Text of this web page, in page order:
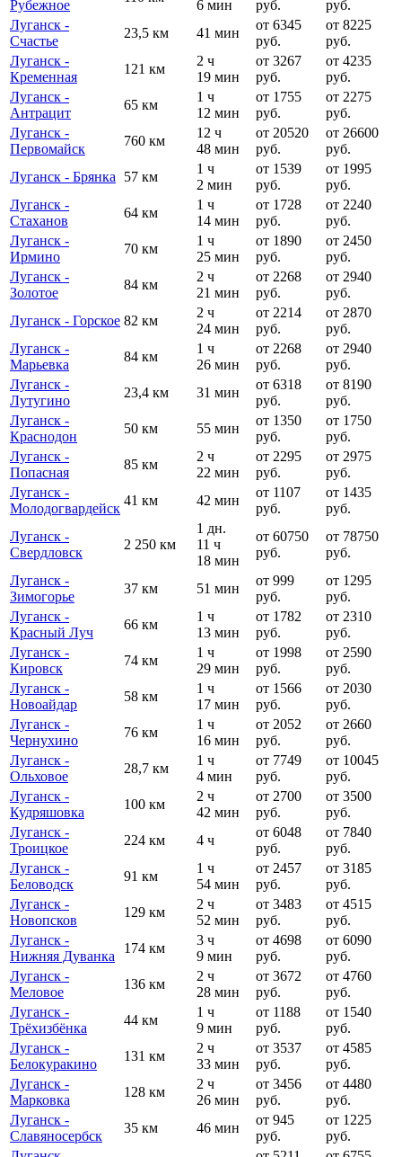
Рубежное
6 мин
руб.
руб.
Луганск -
Счастье
23,5 км 41 мин
от 6345
руб.
от 8225
руб.
Луганск -
Кременная
121 км
2 ч
19 мин
от 3267
руб.
от 4235
руб.
Луганск -
Антрацит
65 км
1 ч
12 мин
от 1755
руб.
от 2275
руб.
Луганск -
Первомайск
760 км
12 ч
48 мин
от 20520
руб.
от 26600
руб.
Луганск - Брянка
57 км
1 ч
2 мин
от 1539
руб.
от 1995
руб.
Луганск -
Стаханов
64 км
1 ч
14 мин
от 1728
руб.
от 2240
руб.
Луганск -
Ирмино
70 км
1 ч
25 мин
от 1890
руб.
от 2450
руб.
Луганск -
Золотое
84 км
2 ч
21 мин
от 2268
руб.
от 2940
руб.
Луганск - Горское 82 км
2 ч
24 мин
от 2214
руб.
от 2870
руб.
Луганск -
Марьевка
84 км
1 ч
26 мин
от 2268
руб.
от 2940
руб.
Луганск -
Лутугино
23,4 км 31 мин
от 6318
руб.
от 8190
руб.
Луганск -
Краснодон
50 км 55 мин
от 1350
руб.
от 1750
руб.
Луганск -
Попасная
85 км
2 ч
22 мин
от 2295
руб.
от 2975
руб.
Луганск -
Молодогвардейск
41 км 42 мин
от 1107
руб.
от 1435
руб.
Луганск -
Свердловск
2 250 км
1 дн.
11 ч
18 мин
от 60750
руб.
от 78750
руб.
Луганск -
Зимогорье
37 км 51 мин
от 999
руб.
от 1295
руб.
Луганск -
Красный Луч
66 км
1 ч
13 мин
от 1782
руб.
от 2310
руб.
Луганск -
Кировск
74 км
1 ч
29 мин
от 1998
руб.
от 2590
руб.
Луганск -
Новоайдар
58 км
1 ч
17 мин
от 1566
руб.
от 2030
руб.
Луганск -
Чернухино
76 км
1 ч
16 мин
от 2052
руб.
от 2660
руб.
Луганск -
Ольховое
28,7 км
1 ч
4 мин
от 7749
руб.
от 10045
руб.
Луганск -
Кудряшовка
100 км
2 ч
42 мин
от 2700
руб.
от 3500
руб.
Луганск -
Троицкое
224 км 4 ч
от 6048
руб.
от 7840
руб.
Луганск -
Беловодск
91 км
1 ч
54 мин
от 2457
руб.
от 3185
руб.
Луганск -
Новопсков
129 км
2 ч
52 мин
от 3483
руб.
от 4515
руб.
Луганск -
Нижняя Дуванка
174 км
3 ч
9 мин
от 4698
руб.
от 6090
руб.
Луганск -
Меловое
136 км
2 ч
28 мин
от 3672
руб.
от 4760
руб.
Луганск -
Трёхизбёнка
44 км
1 ч
9 мин
от 1188
руб.
от 1540
руб.
Луганск -
Белокуракино
131 км
2 ч
33 мин
от 3537
руб.
от 4585
руб.
Луганск -
Марковка
128 км
2 ч
26 мин
от 3456
руб.
от 4480
руб.
Луганск -
Славяносербск
35 км 46 мин
от 945
руб.
от 1225
руб.